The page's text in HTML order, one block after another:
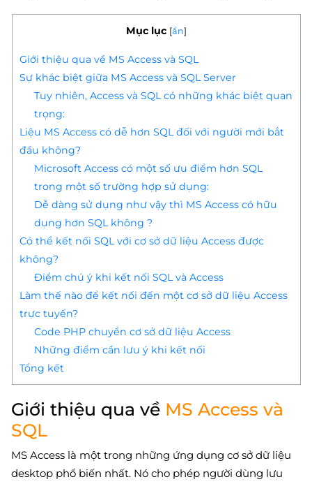
Mục lục [ẩn]
Giới thiệu qua về MS Access và SQL
Sự khác biệt giữa MS Access và SQL Server
Tuy nhiên, Access và SQL có những khác biệt quan
trọng:
Liệu MS Access có dễ hơn SQL đối với người mới bắt
đầu không?
Microsoft Access có một số ưu điểm hơn SQL
trong một số trường hợp sử dụng:
Dễ dàng sử dụng như vậy thì MS Access có hữu
dụng hơn SQL không ?
Có thể kết nối SQL với cơ sở dữ liệu Access được
không?
Điểm chú ý khi kết nối SQL và Access
Làm thế nào để kết nối đến một cơ sở dữ liệu Access
trực tuyến?
Code PHP chuyển cơ sở dữ liệu Access
Những điểm cần lưu ý khi kết nối
Tổng kết
Giới thiệu qua về MS Access và
SQL
MS Access là một trong những ứng dụng cơ sở dữ liệu
desktop phổ biến nhất. Nó cho phép người dùng lưu